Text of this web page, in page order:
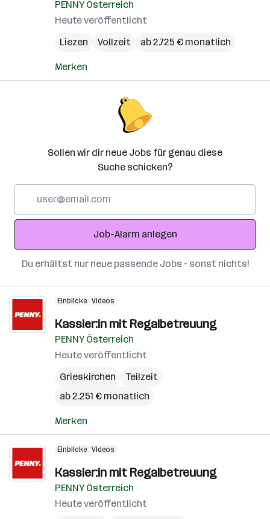
PENNY Österreich
Heute veröffentlicht
Liezen
Vollzeit ab 2.725 € monatlich
Merken
Sollen wir dir neue Jobs für genau diese
Suche schicken?
Adresse
Job-Alarm anlegen
Du erhältst nur neue passende Jobs – sonst nichts!
Einblicke Videos
Kassier:in mit Regalbetreuung
PENNY Österreich
Heute veröffentlicht
Grieskirchen
Teilzeit
ab 2.251 € monatlich
Merken
Einblicke Videos
Kassier:in mit Regalbetreuung
PENNY Österreich
Heute veröffentlicht